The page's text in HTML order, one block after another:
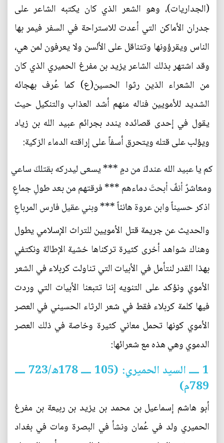
(الجداريات)، وهو الشعر الذي كان يكتبه الشاعر على
جدران الأماكن التي أعدت للاستراحة في السفر فيمر بها
الناس ويقرؤونها وتتناقل على الألسن ولا يعرفون لمن هي،
وقد اشتهر بذلك الشاعر يزيد بن مفرغ الحميري الذي كان
من الشعراء الذين رثوا الحسين(ع) كما عُرف بهجائه
الشديد للأمويين فناله منهم أشد العذاب والتنكيل حيث
يقول في إحدى قصائده يندد بجرائم عبيد الله بن زياد
ويؤلب على قتله ويتحرق أسفاً على إراقته الدماء الزكية:
كم يا عبيد الله عندكَ من دمٍ *** يسعى ليدركه بقتلكَ ساعي
ومعاشرٌ أنفٌ أبحتَ دماءهم *** فرقتهم من بعد طولِ جماعِ
اذكر حسيناً وابن عروة هانئاً *** وبني عقيل فارس المرباعِ
والحديث عن جريمة قتل الأمويين للتراث الإسلامي يطول
وهناك شواهد أخرى كثيرة تركناها خشية الإطالة ونكتفي
بهذا القدر لنتأمل في الأبيات التي تناولت كربلاء في الشعر
الأموي ونؤكد على التنويه إننا تتبعنا الأبيات التي وردت
فيها كلمة كربلاء فقط في شعر الرثاء الحسيني في العصر
الأموي كونها تحمل معاني كثيرة وخاصة في ذلك العصر
الدموي وهي هذه مع شعرائها:
1 ــــ السيد الحميري: (105 ــــ 178ه/723 ــــ
789م)
أبو هاشم إسماعيل بن محمد بن يزيد بن ربيعة بن مفرغ
الحميري ولد في عُمان ونشأ في البصرة ومات في بغداد